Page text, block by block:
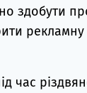
здобути
рекламну
час